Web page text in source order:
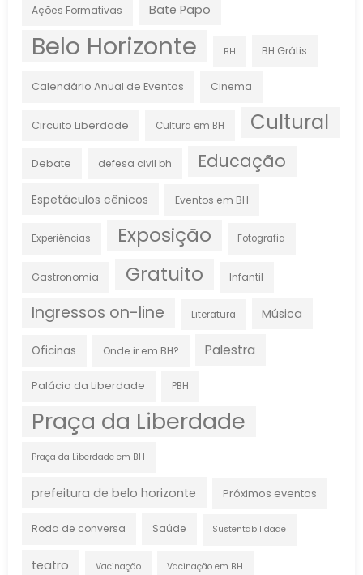
Ações Formativas Bate Papo
Belo Horizonte BH BH Grátis
Calendário Anual de Eventos Cinema
Circuito Liberdade Cultura em BH Cultural
Debate defesa civil bh Educação
Espetáculos cênicos Eventos em BH
Experiências Exposição Fotografia
Gastronomia Gratuito Infantil
Ingressos on-line Literatura Música
Oficinas Onde ir em BH? Palestra
Palácio da Liberdade PBH
Praça da Liberdade
Praça da Liberdade em BH
prefeitura de belo horizonte Próximos eventos
Roda de conversa Saúde Sustentabilidade
teatro Vacinação Vacinação em BH